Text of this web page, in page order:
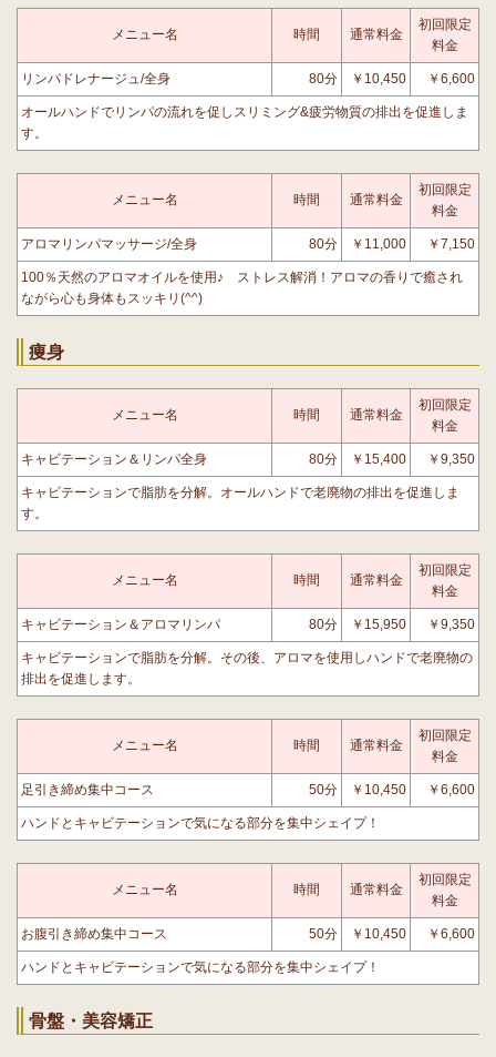
メニュー名 時間 通常料金
初回限定
料金
リンパドレナージュ/全身 80分 ￥10,450 ￥6,600
オールハンドでリンパの流れを促しスリミング&疲労物質の排出を促進しま
す。
メニュー名 時間 通常料金
初回限定
料金
アロマリンパマッサージ/全身 80分 ￥11,000 ￥7,150
100％天然のアロマオイルを使用♪ ストレス解消！アロマの香りで癒され
ながら心も身体もスッキリ(^^)
痩身
メニュー名 時間 通常料金
初回限定
料金
キャビテーション＆リンパ全身 80分 ￥15,400 ￥9,350
キャビテーションで脂肪を分解。オールハンドで老廃物の排出を促進しま
す。
メニュー名 時間 通常料金
初回限定
料金
キャビテーション＆アロマリンパ 80分 ￥15,950 ￥9,350
キャビテーションで脂肪を分解。その後、アロマを使用しハンドで老廃物の
排出を促進します。
メニュー名 時間 通常料金
初回限定
料金
足引き締め集中コース 50分 ￥10,450 ￥6,600
ハンドとキャビテーションで気になる部分を集中シェイプ！
メニュー名 時間 通常料金
初回限定
料金
お腹引き締め集中コース 50分 ￥10,450 ￥6,600
ハンドとキャビテーションで気になる部分を集中シェイプ！
骨盤・美容矯正